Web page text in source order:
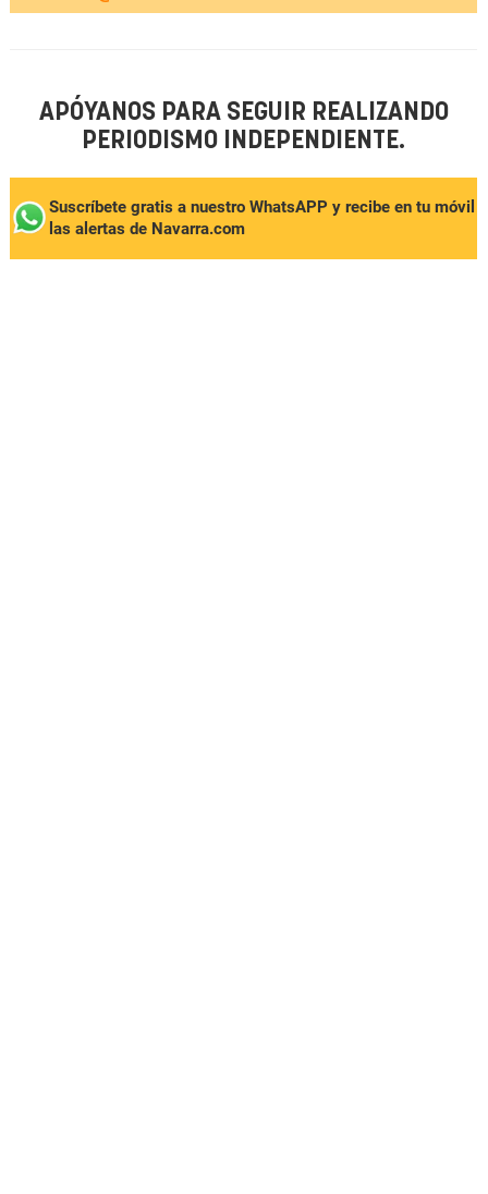
APÓYANOS PARA SEGUIR REALIZANDO
PERIODISMO INDEPENDIENTE.
Suscríbete gratis a nuestro WhatsAPP y recibe en tu móvil
las alertas de Navarra.com